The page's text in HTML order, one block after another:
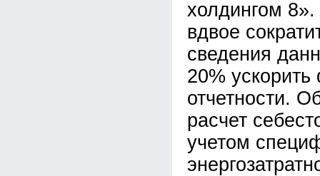
холдингом
вдвое
сведения
20%
отчетности.
расчет
учетом